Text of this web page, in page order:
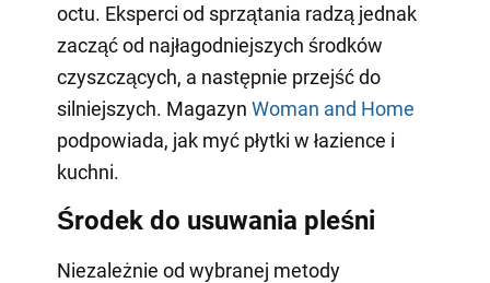
octu. Eksperci od sprzątania radzą jednak
zacząć od najłagodniejszych środków
czyszczących, a następnie przejść do
silniejszych. Magazyn Woman and Home
podpowiada, jak myć płytki w łazience i
kuchni.
Środek do usuwania pleśni
Niezależnie od wybranej metody